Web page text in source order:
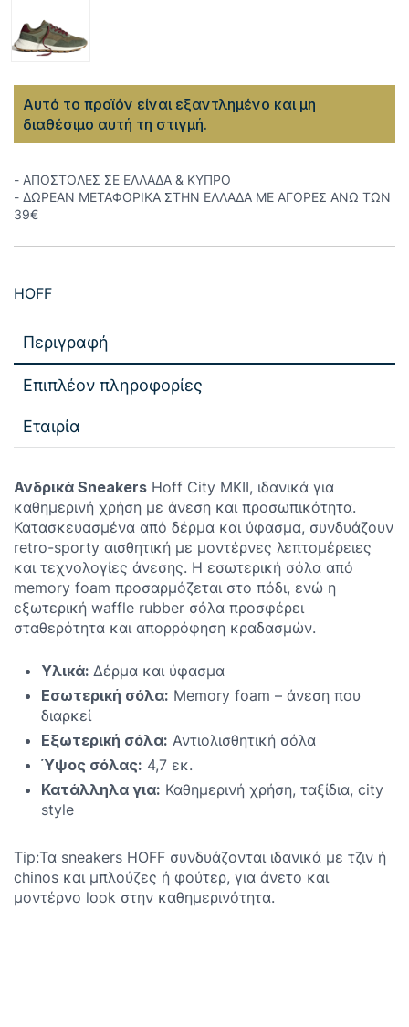
Αυτό το προϊόν είναι εξαντλημένο και μη
διαθέσιμο αυτή τη στιγμή.
- ΑΠΟΣΤΟΛΕΣ ΣΕ ΕΛΛΑΔΑ & ΚΥΠΡΟ
- ΔΩΡΕΑΝ ΜΕΤΑΦΟΡΙΚΑ ΣΤΗΝ ΕΛΛΑΔΑ ΜΕ ΑΓΟΡΕΣ ΑΝΩ ΤΩΝ
39€
HOFF
Περιγραφή
Επιπλέον πληροφορίες
Εταιρία
Ανδρικά Sneakers Hoff City MKII, ιδανικά για
καθημερινή χρήση με άνεση και προσωπικότητα.
Κατασκευασμένα από δέρμα και ύφασμα, συνδυάζουν
retro-sporty αισθητική με μοντέρνες λεπτομέρειες
και τεχνολογίες άνεσης. Η εσωτερική σόλα από
memory foam προσαρμόζεται στο πόδι, ενώ η
εξωτερική waffle rubber σόλα προσφέρει
σταθερότητα και απορρόφηση κραδασμών.
Υλικά: Δέρμα και ύφασμα
Εσωτερική σόλα: Memory foam – άνεση που
διαρκεί
Εξωτερική σόλα: Αντιολισθητική σόλα
Ύψος σόλας: 4,7 εκ.
Κατάλληλα για: Καθημερινή χρήση, ταξίδια, city
style
Tip:Τα sneakers HOFF συνδυάζονται ιδανικά με τζιν ή
chinos και μπλούζες ή φούτερ, για άνετο και
μοντέρνο look στην καθημερινότητα.